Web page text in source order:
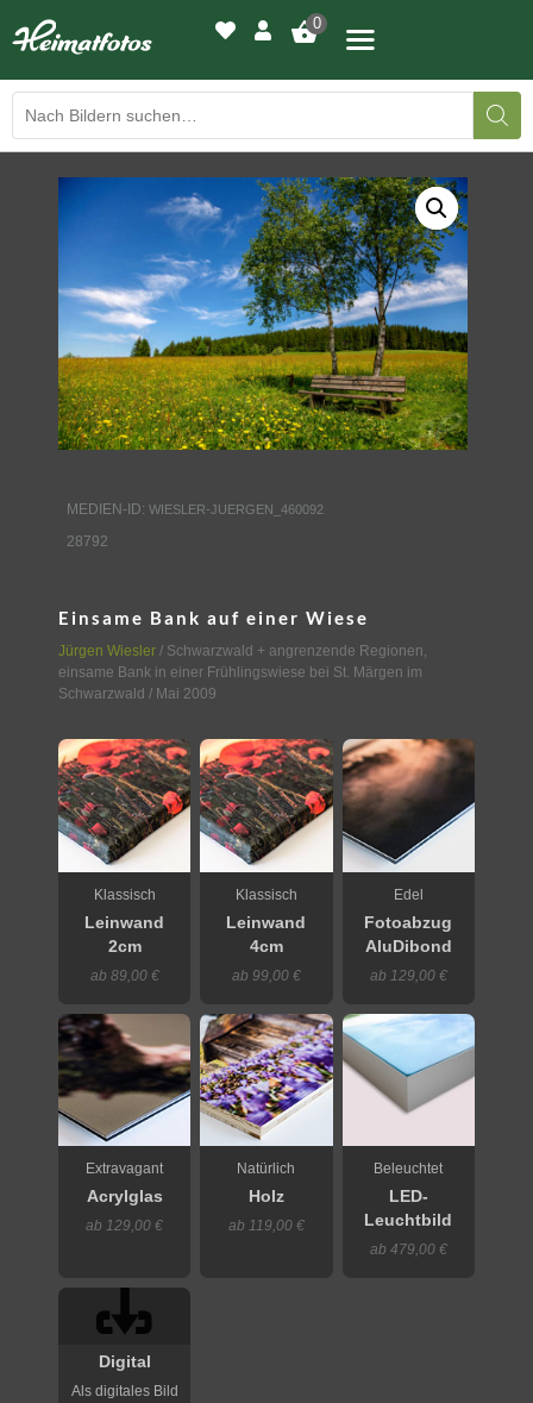
0
BILDERGALERIE
DRUCKQUALITÄTEN
LED-LEUCHTBILDER
WIR DRUCKEN IHR BILD
AUSSTELLUNGEN
KONTAKT
MEDIEN-ID: WIESLER-JUERGEN_460092
28792
Einsame Bank auf einer Wiese
Jürgen Wiesler / Schwarzwald + angrenzende Regionen,
einsame Bank in einer Frühlingswiese bei St. Märgen im
Schwarzwald / Mai 2009
Klassisch
Leinwand
2cm
ab 89,00 €
Klassisch
Leinwand
4cm
ab 99,00 €
Edel
Fotoabzug
AluDibond
ab 129,00 €
Extravagant
Acrylglas
ab 129,00 €
Natürlich
Holz
ab 119,00 €
Beleuchtet
LED-
Leuchtbild
ab 479,00 €
Digital
Als digitales Bild